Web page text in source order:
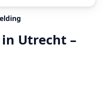
Utrecht –